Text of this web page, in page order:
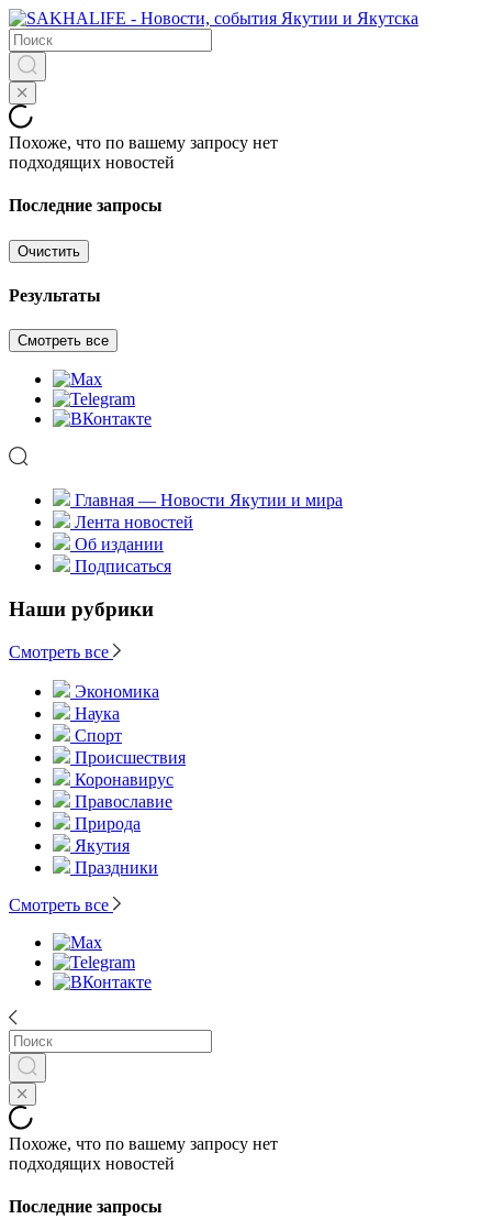
Похоже, что по вашему запросу нет
подходящих новостей
Последние запросы
Очистить
Результаты
Смотреть все
Главная — Новости Якутии и мира
Лента новостей
Об издании
Подписаться
Наши рубрики
Смотреть все
Экономика
Наука
Спорт
Происшествия
Коронавирус
Православие
Природа
Якутия
Праздники
Смотреть все
Похоже, что по вашему запросу нет
подходящих новостей
Последние запросы